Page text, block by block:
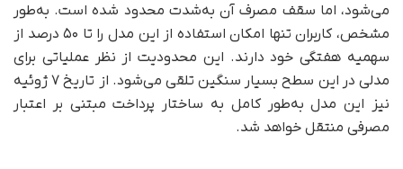
می‌شود، اما سقف مصرف آن به‌شدت محدود شده است. به‌طور
مشخص، کاربران تنها امکان استفاده از این مدل را تا ۵۰ درصد از
سهمیه هفتگی خود دارند. این محدودیت از نظر عملیاتی برای
مدلی در این سطح بسیار سنگین تلقی می‌شود. از تاریخ ۷ ژوئیه
نیز این مدل به‌طور کامل به ساختار پرداخت مبتنی بر اعتبار
مصرفی منتقل خواهد شد.